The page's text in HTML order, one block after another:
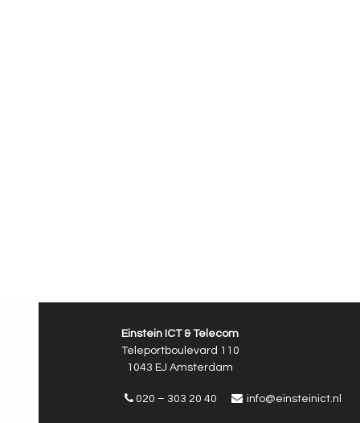
Einstein ICT & Telecom
Teleportboulevard 110
1043 EJ Amsterdam
020 – 303 20 40 info@einsteinict.nl